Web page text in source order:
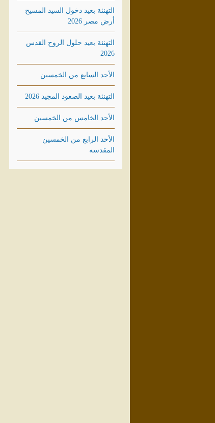
التهنئة بعيد دخول السيد المسيح
أرض مصر 2026
التهنئة بعيد حلول الروح القدس
2026
الأحد السابع من الخمسين
التهنئة بعيد الصعود المجيد 2026
الأحد الخامس من الخمسين
الأحد الرابع من الخمسين
المقدسه